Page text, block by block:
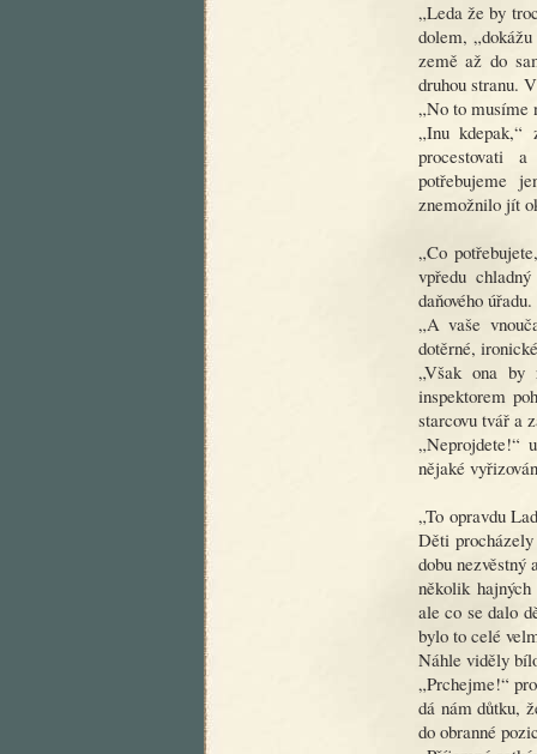
„Leda že by
dolem,
země až do
druhou stranu.
„No to musíme
„Inu kdepak,“
procestovati
potřebujeme
znemožnilo jít
„Co
vpředu
daňového úřadu.
„A vaše
dotěrné,
„Však ona by
inspektorem
starcovu tvář a
„Neprojdete!“
nějaké
„To opravdu
Děti
dobu
několik
ale co se dalo
bylo to celé
Náhle viděly
„Prchejme!“
dá nám důtku,
do obranné